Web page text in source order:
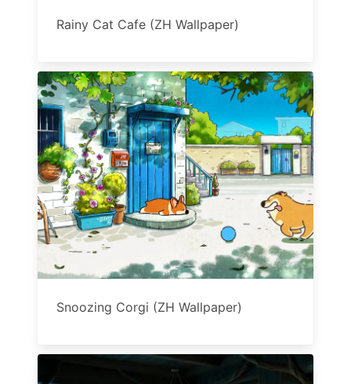
Rainy Cat Cafe (ZH Wallpaper)
Snoozing Corgi (ZH Wallpaper)